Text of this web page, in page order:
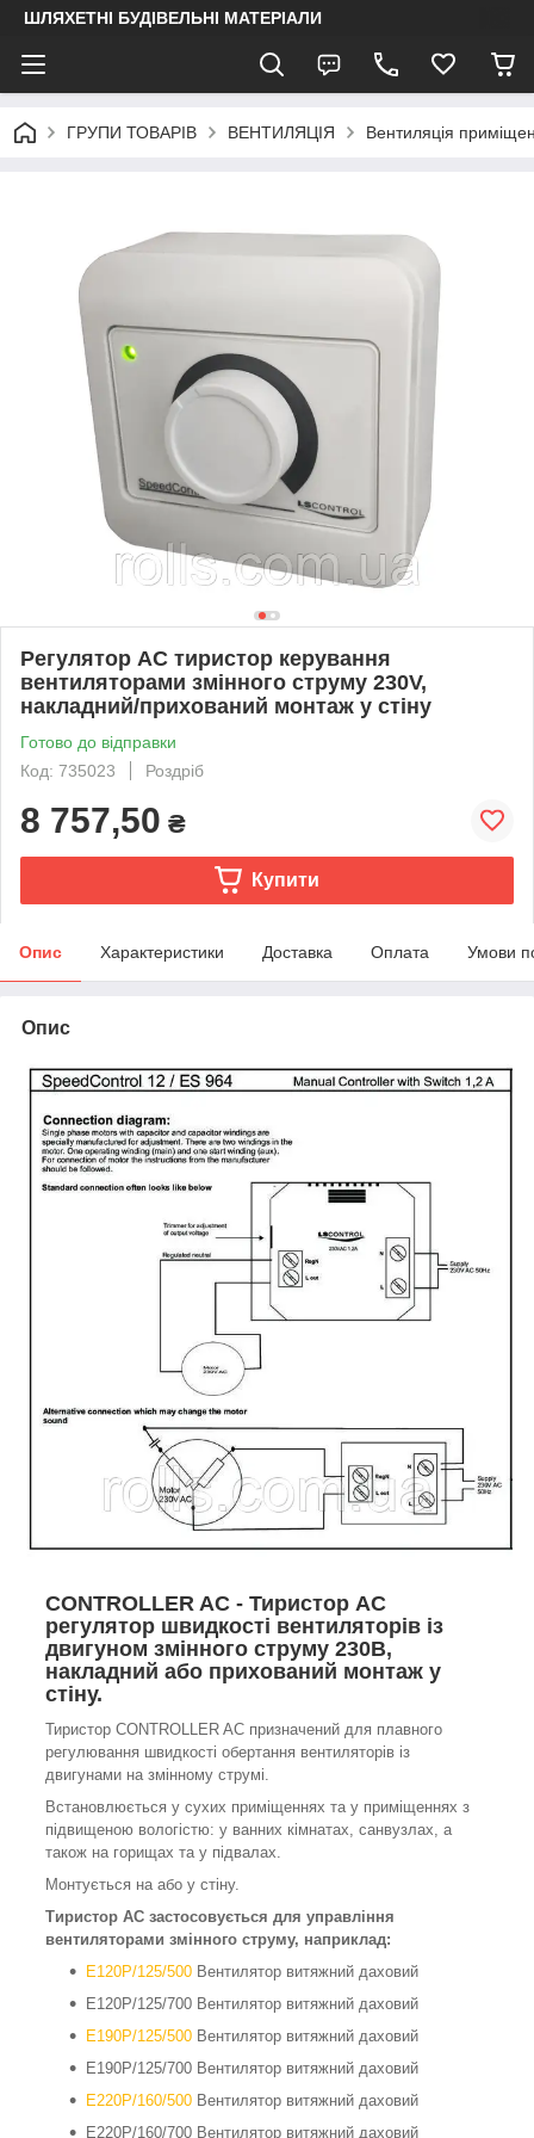
ШЛЯХЕТНІ БУДІВЕЛЬНІ МАТЕРІАЛИ
ГРУПИ ТОВАРІВ ВЕНТИЛЯЦІЯ Вентиляція
Регулятор АС тиристор керування
вентиляторами змінного струму 230V,
накладний/прихований монтаж у стіну
Готово до відправки
Код: 735023
Роздріб
8 757,50 ₴
Купити
Опис Характеристики Доставка Оплата Умови
Опис
CONTROLLER AC - Тиристор АС
регулятор швидкості вентиляторів із
двигуном змінного струму 230В,
накладний або прихований монтаж у
стіну.
Тиристор CONTROLLER AC призначений для плавного
регулювання швидкості обертання вентиляторів із
двигунами на змінному струмі.
Встановлюється у сухих приміщеннях та у приміщеннях з
підвищеною вологістю: у ванних кімнатах, санвузлах, а
також на горищах та у підвалах.
Монтується на або у стіну.
Тиристор АС застосовується для управління
вентиляторами змінного струму, наприклад:
E120P/125/500 Вентилятор витяжний даховий
E120P/125/700 Вентилятор витяжний даховий
E190P/125/500 Вентилятор витяжний даховий
E190P/125/700 Вентилятор витяжний даховий
E220P/160/500 Вентилятор витяжний даховий
E220P/160/700 Вентилятор витяжний даховий